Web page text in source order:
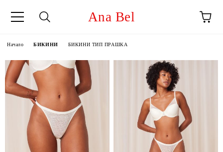
Ana Bel
Начало БИКИНИ БИКИНИ ТИП ПРАШКА